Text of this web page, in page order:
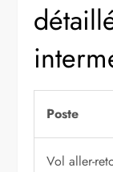
Poste
Vol aller-